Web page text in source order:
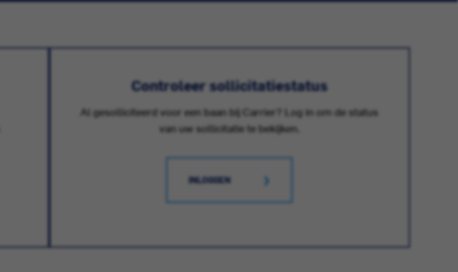
Controleer sollicitatiestatus
Al gesolliciteerd voor een baan bij Carrier? Log in om de status
van uw sollicitatie te bekijken.
INLOGGEN